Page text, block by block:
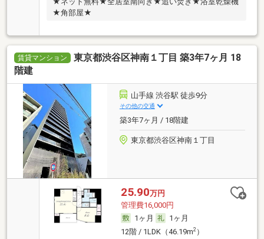
★角部屋★
賃貸マンション
東京都渋谷区神南１丁目 築3年7ヶ月 18
階建
山手線 渋谷駅 徒歩9分
その他の交通
築3年7ヶ月 / 18階建
東京都渋谷区神南１丁目
25.90万円
管理費16,000円
1ヶ月
1ヶ月
12階 / 1LDK（46.19m2）